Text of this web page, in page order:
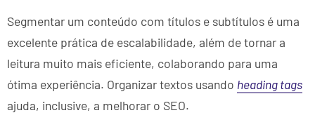
Segmentar um conteúdo com títulos e subtítulos é uma
excelente prática de escalabilidade, além de tornar a
leitura muito mais eficiente, colaborando para uma
ótima experiência. Organizar textos usando heading tags
ajuda, inclusive, a melhorar o SEO.